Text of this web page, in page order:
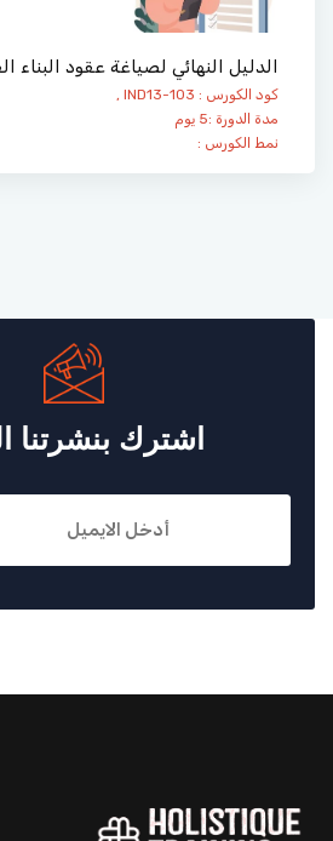
الدليل النهائي لصياغة عقود البناء
كود الكورس : IND13-103 ,
مدة الدورة :5 يوم
نمط الكورس :
اشترك بنشرتنا